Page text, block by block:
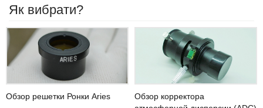
Як вибрати?
Обзор решетки Ронки Aries
Обзор корректора